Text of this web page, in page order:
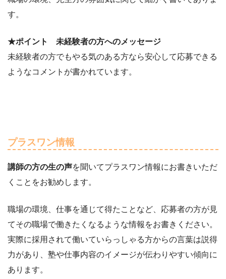
す。
★ポイント 未経験者の方へのメッセージ
未経験者の方でもやる気のある方なら安心して応募できる
ようなコメントが書かれています。
プラスワン情報
講師の方の生の声を聞いてプラスワン情報にお書きいただ
くことをお勧めします。
職場の環境、仕事を通じて得たことなど、応募者の方が見
てその職場で働きたくなるような情報をお書きください。
実際に採用されて働いていらっしゃる方からの言葉は説得
力があり、塾や仕事内容のイメージが伝わりやすい傾向に
あります。